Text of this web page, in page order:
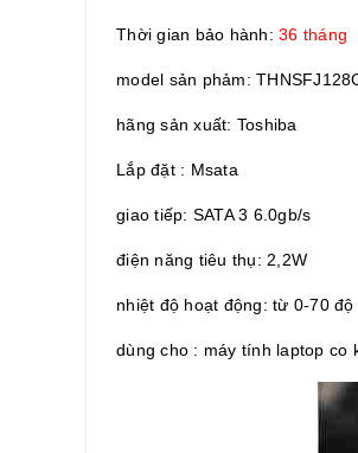
Thời gian bảo hành: 36 tháng
model sản phảm:
hãng sản xuất: Toshiba
Lắp đặt : Msata
giao tiếp: SATA 3 6.0gb/s
điện năng tiêu thụ: 2,2W
nhiệt độ hoạt động: từ 0-70 độ
dùng cho : máy tính laptop co